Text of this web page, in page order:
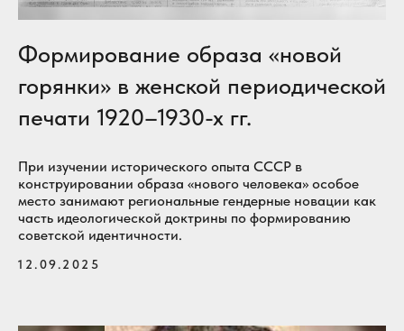
Формирование образа «новой
горянки» в женской периодической
печати 1920–1930-х гг.
При изучении исторического опыта СССР в
конструировании образа «нового человека» особое
место занимают региональные гендерные новации как
часть идеологической доктрины по формированию
советской идентичности.
12.09.2025